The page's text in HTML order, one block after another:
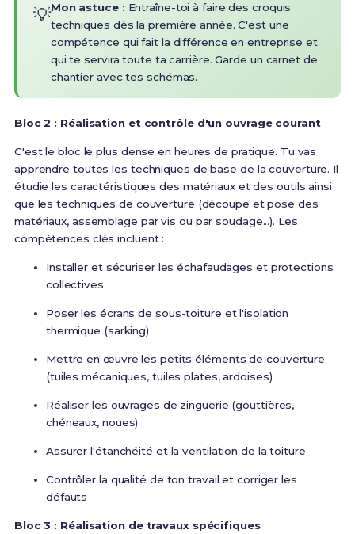
💡Mon astuce : Entraîne-toi à faire des croquis
techniques dès la première année. C'est une
compétence qui fait la différence en entreprise et
qui te servira toute ta carrière. Garde un carnet de
chantier avec tes schémas.
Bloc 2 : Réalisation et contrôle d'un ouvrage courant
C'est le bloc le plus dense en heures de pratique. Tu vas
apprendre toutes les techniques de base de la couverture. Il
étudie les caractéristiques des matériaux et des outils ainsi
que les techniques de couverture (découpe et pose des
matériaux, assemblage par vis ou par soudage...). Les
compétences clés incluent :
Installer et sécuriser les échafaudages et protections
collectives
Poser les écrans de sous-toiture et l'isolation
thermique (sarking)
Mettre en œuvre les petits éléments de couverture
(tuiles mécaniques, tuiles plates, ardoises)
Réaliser les ouvrages de zinguerie (gouttières,
chéneaux, noues)
Assurer l'étanchéité et la ventilation de la toiture
Contrôler la qualité de ton travail et corriger les
défauts
Bloc 3 : Réalisation de travaux spécifiques